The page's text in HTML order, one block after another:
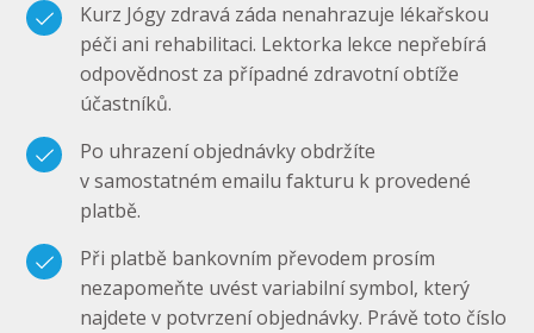
Kurz Jógy zdravá záda nenahrazuje lékařskou
péči ani rehabilitaci. Lektorka lekce nepřebírá
odpovědnost za případné zdravotní obtíže
účastníků.
Po uhrazení objednávky obdržíte
v samostatném emailu fakturu k provedené
platbě.
Při platbě bankovním převodem prosím
nezapomeňte uvést variabilní symbol, který
najdete v potvrzení objednávky. Právě toto číslo